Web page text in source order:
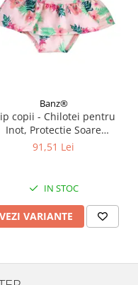
Banz®
copii - Chilotei pentru
Inot, Protectie Soare
Floral Pink, Diverse
91,51 Lei
IN STOC
VEZI VARIANTE